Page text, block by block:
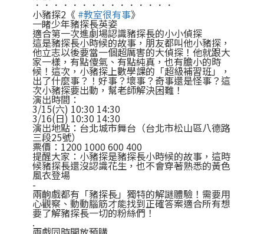
．．．．．．．．．．．．．．．
小豬探2《 #教室很有事》
一睹少年豬探長英姿
適合第一次進劇場認識豬探長的小小偵探
這是豬探長小時候的故事，朋友都叫他小豬探，
他立志以後要當一個超厲害的大偵探！他就跟大
家一樣，有點傻氣、有點純真，也有膽小的時
候！這次，小豬探上數學課的「超級補習班」，
出了什麼事？！好事？壞事？奇事還是怪事？這
次小豬探要出動，幫老師解決困難！
演出時間：
3/15(六) 10:30 14:30
3/16(日) 10:30 14:30
演出地點：台北城市舞台（台北市松山區八德路
三段25號）
票價：1200 1000 600 400
提醒大家：小豬探是豬探長小時候的故事，這時
候豬探長還沒認識花生，也不會穿著熟悉的黃色
風衣登場
-
兩齣戲都有「豬探長」獨特的解謎體驗！需要用
心觀察、動動腦筋才能找到正確答案適合所有想
要了解豬探長一切的粉絲們！
.